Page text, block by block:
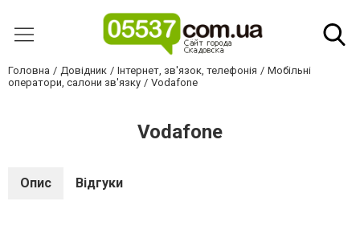
Головна Довідник Інтернет, зв'язок, телефонія
Мобільні
оператори, салони зв'язку
Vodafone
Vodafone
Опис Відгуки